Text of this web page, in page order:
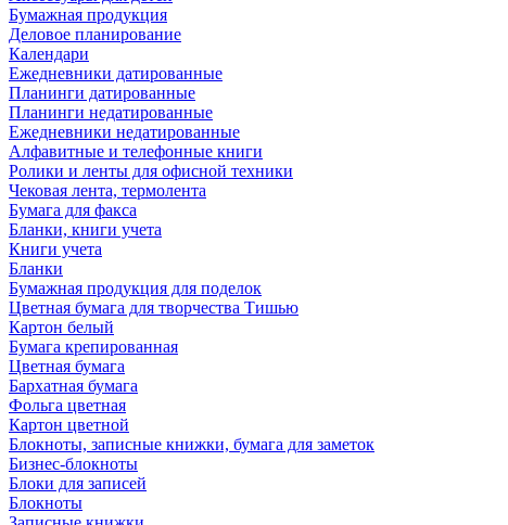
Бумажная продукция
Деловое планирование
Календари
Ежедневники датированные
Планинги датированные
Планинги недатированные
Ежедневники недатированные
Алфавитные и телефонные книги
Ролики и ленты для офисной техники
Чековая лента, термолента
Бумага для факса
Бланки, книги учета
Книги учета
Бланки
Бумажная продукция для поделок
Цветная бумага для творчества Тишью
Картон белый
Бумага крепированная
Цветная бумага
Бархатная бумага
Фольга цветная
Картон цветной
Блокноты, записные книжки, бумага для заметок
Бизнес-блокноты
Блоки для записей
Блокноты